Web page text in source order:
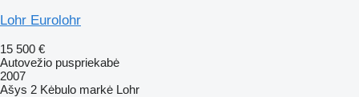
Lohr Eurolohr
15 500 €
Autovežio puspriekabė
2007
Ašys 2 Kėbulo markė Lohr